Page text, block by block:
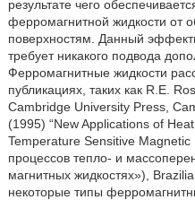
результате чего
ферромагнитной жидкости от
поверхностям. Данный
требует никакого подвода
Ферромагнитные жидкости
публикациях, таких как R.E.
Cambridge University Press,
(1995) “New Applications of
Temperature Sensitive
процессов тепло- и
магнитных жидкостях»),
некоторые типы